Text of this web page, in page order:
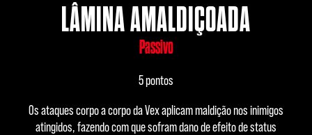
LÂMINA AMALDIÇOADA
Passivo
5 pontos
Os ataques corpo a corpo da Vex aplicam maldição nos inimigos
atingidos, fazendo com que sofram dano de efeito de status